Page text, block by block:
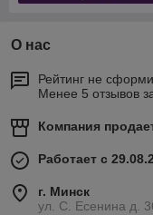
О нас
Рейтинг не
Менее 5 отзывов
Компания
Работает с
г. Минск
ул. С. Есенина д.